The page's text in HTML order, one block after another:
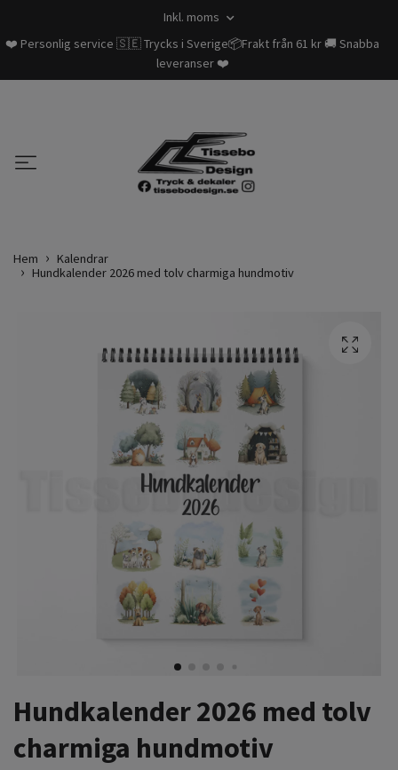
Inkl. moms
❤️ Personlig service 🇸🇪 Trycks i Sverige📦Frakt från 61 kr 🚚 Snabba
leveranser ❤️
Hem
Kalendrar
Hundkalender 2026 med tolv charmiga hundmotiv
Hundkalender 2026 med tolv
charmiga hundmotiv